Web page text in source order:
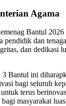
Agama
Bantul 2026
pendidik dan
dan dedikasi
Bantul ini
bagi seluruh
terus
masyarakat